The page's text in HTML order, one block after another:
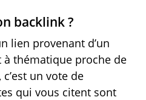
backlink ?
lien provenant d’un
thématique proche de
un vote de
qui vous citent sont